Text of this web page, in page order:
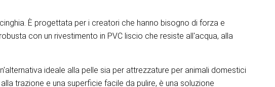
È progettata per i creatori che hanno bisogno di forza e
con un rivestimento in PVC liscio che resiste all'acqua, alla
ideale alla pelle sia per attrezzature per animali domestici
trazione e una superficie facile da pulire, è una soluzione